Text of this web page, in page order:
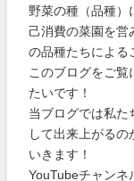
野菜の種（品種）
己消費の菜園を営
の品種たちによる
このブログをご覧
たいです！
当ブログでは私た
して出来上がる
いきます！
YouTubeチャンネ